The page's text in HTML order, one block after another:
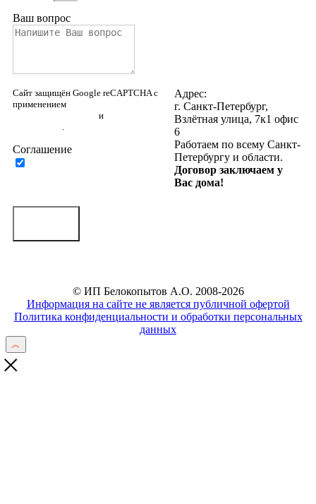
Ваш вопрос
Сайт защищён Google reCAPTCHA с
применением
и
Соглашение
Адрес:
г. Санкт-Петербург,
Взлётная улица, 7к1 офис
6
Работаем по всему Санкт-
Петербургу и области.
Договор заключаем у
Вас дома!
© ИП Белокопытов А.О. 2008-2026
Информация на сайте не является публичной офертой
Политика конфиденциальности и обработки персональных
данных